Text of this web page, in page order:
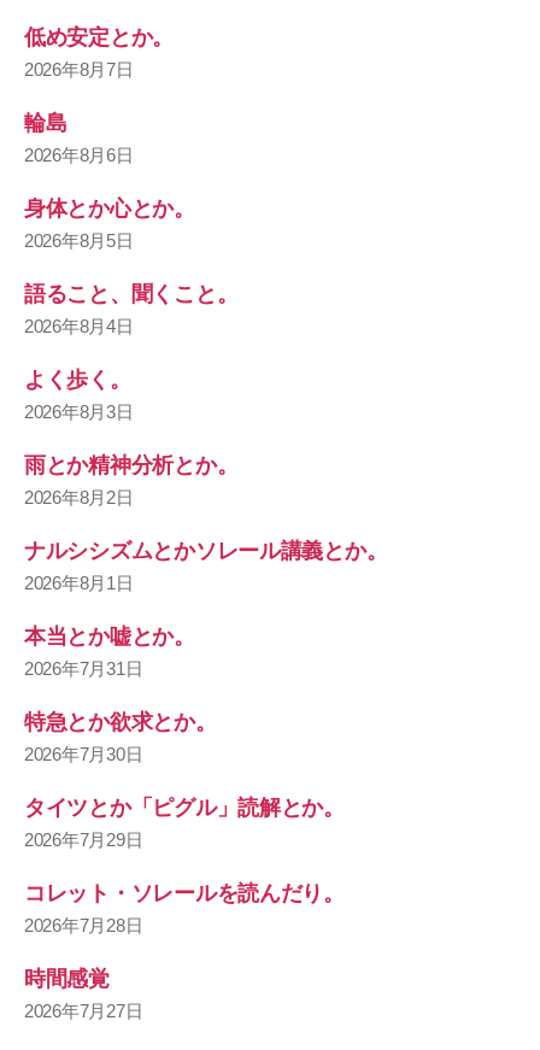
低め安定とか。
2026年8月7日
輪島
2026年8月6日
身体とか心とか。
2026年8月5日
語ること、聞くこと。
2026年8月4日
よく歩く。
2026年8月3日
雨とか精神分析とか。
2026年8月2日
ナルシシズムとかソレール講義とか。
2026年8月1日
本当とか嘘とか。
2026年7月31日
特急とか欲求とか。
2026年7月30日
タイツとか「ピグル」読解とか。
2026年7月29日
コレット・ソレールを読んだり。
2026年7月28日
時間感覚
2026年7月27日